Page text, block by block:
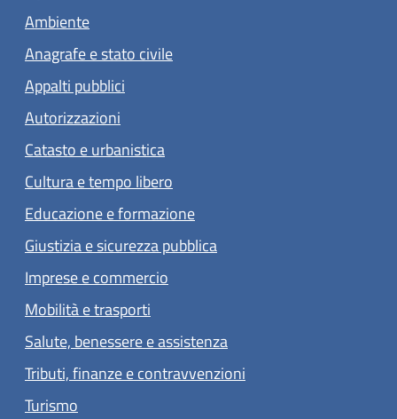
Ambiente
Anagrafe e stato civile
Appalti pubblici
Autorizzazioni
Catasto e urbanistica
Cultura e tempo libero
Educazione e formazione
Giustizia e sicurezza pubblica
Imprese e commercio
Mobilità e trasporti
Salute, benessere e assistenza
Tributi, finanze e contravvenzioni
Turismo